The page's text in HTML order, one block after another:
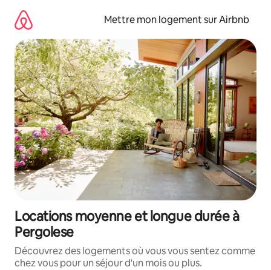
directement
contenu
Mettre mon logement sur Airbnb
Locations moyenne et longue durée à
Pergolese
Découvrez des logements où vous vous sentez comme
chez vous pour un séjour d'un mois ou plus.